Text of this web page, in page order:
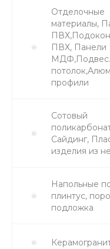
Отделочные
материалы,
ПВХ, Панели
МДФ,Подвес.
профили
Сотовый
Сайдинг,
изделия из
Напольные
плинтус,
подложка